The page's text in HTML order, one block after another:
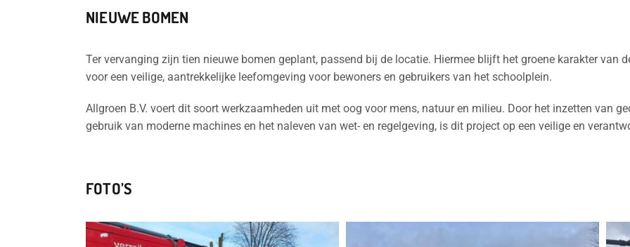
NIEUWE BOMEN
Ter vervanging zijn tien nieuwe bomen geplant, passend bij de locatie. Hiermee blijft het groene karakter van
voor een veilige, aantrekkelijke leefomgeving voor bewoners en gebruikers van het schoolplein.
Allgroen B.V. voert dit soort werkzaamheden uit met oog voor mens, natuur en milieu. Door het inzetten van
gebruik van moderne machines en het naleven van wet- en regelgeving, is dit project op een veilige en
FOTO’S